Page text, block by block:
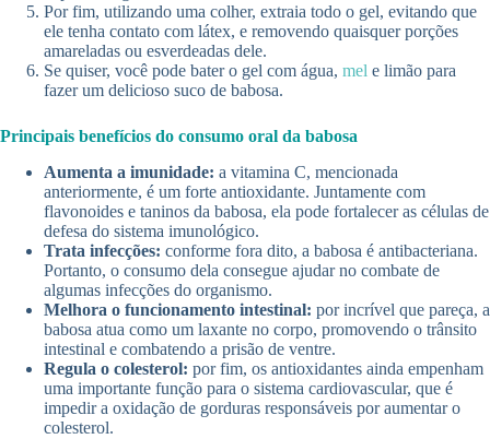
Por fim, utilizando uma colher, extraia todo o gel, evitando que
ele tenha contato com látex, e removendo quaisquer porções
amareladas ou esverdeadas dele.
Se quiser, você pode bater o gel com água, mel e limão para
fazer um delicioso suco de babosa.
Principais benefícios do consumo oral da babosa
Aumenta a imunidade: a vitamina C, mencionada
anteriormente, é um forte antioxidante. Juntamente com
flavonoides e taninos da babosa, ela pode fortalecer as células de
defesa do sistema imunológico.
Trata infecções: conforme fora dito, a babosa é antibacteriana.
Portanto, o consumo dela consegue ajudar no combate de
algumas infecções do organismo.
Melhora o funcionamento intestinal: por incrível que pareça, a
babosa atua como um laxante no corpo, promovendo o trânsito
intestinal e combatendo a prisão de ventre.
Regula o colesterol: por fim, os antioxidantes ainda empenham
uma importante função para o sistema cardiovascular, que é
impedir a oxidação de gorduras responsáveis por aumentar o
colesterol.